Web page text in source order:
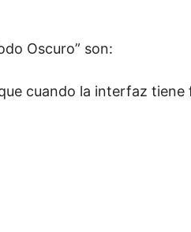
Oscuro” son:
cuando la interfaz